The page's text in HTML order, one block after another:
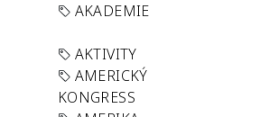
AKADEMIE
AKTIVITY
AMERICKÝ
KONGRESS